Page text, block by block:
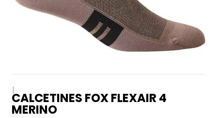
|
CALCETINES FOX FLEXAIR 4
MERINO